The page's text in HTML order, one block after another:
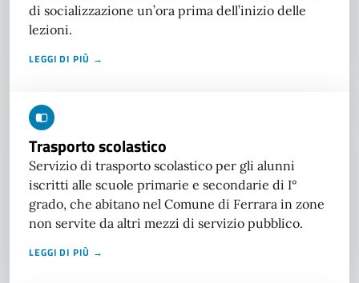
di socializzazione un’ora prima dell’inizio delle
lezioni.
LEGGI DI PIÙ →
Trasporto scolastico
Servizio di trasporto scolastico per gli alunni
iscritti alle scuole primarie e secondarie di I°
grado, che abitano nel Comune di Ferrara in zone
non servite da altri mezzi di servizio pubblico.
LEGGI DI PIÙ →